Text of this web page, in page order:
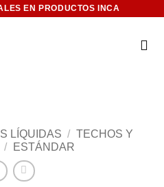
EN PRODUCTOS INCA
LÍQUIDAS / TECHOS Y
/ ESTÁNDAR